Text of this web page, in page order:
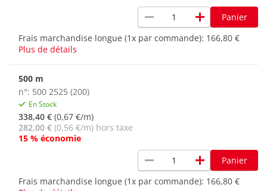
remove add
Panier
Frais marchandise longue (1x par commande): 166,80 €
Plus de détails
500 m
n°: 500 2525 (200)
En Stock
338,40 € (0,67 €/m)
282,00 € (0,56 €/m) hors taxe
15 % économie
remove add
Panier
Frais marchandise longue (1x par commande): 166,80 €